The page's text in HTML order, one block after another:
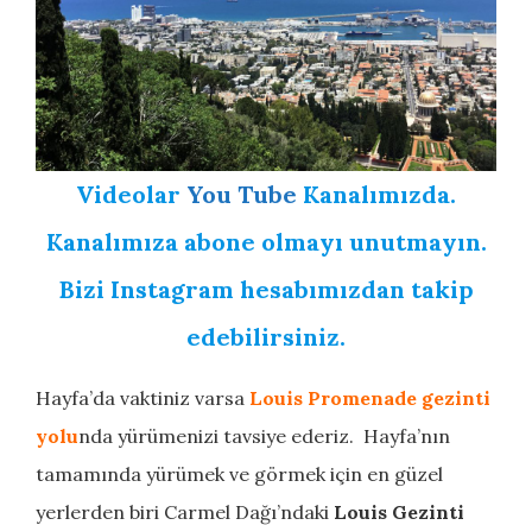
Videolar You Tube Kanalımızda.
Kanalımıza abone olmayı unutmayın.
Bizi Instagram hesabımızdan takip
edebilirsiniz.
Hayfa’da vaktiniz varsa Louis Promenade gezinti
yolunda yürümenizi tavsiye ederiz. Hayfa’nın
tamamında yürümek ve görmek için en güzel
yerlerden biri Carmel Dağı’ndaki Louis Gezinti